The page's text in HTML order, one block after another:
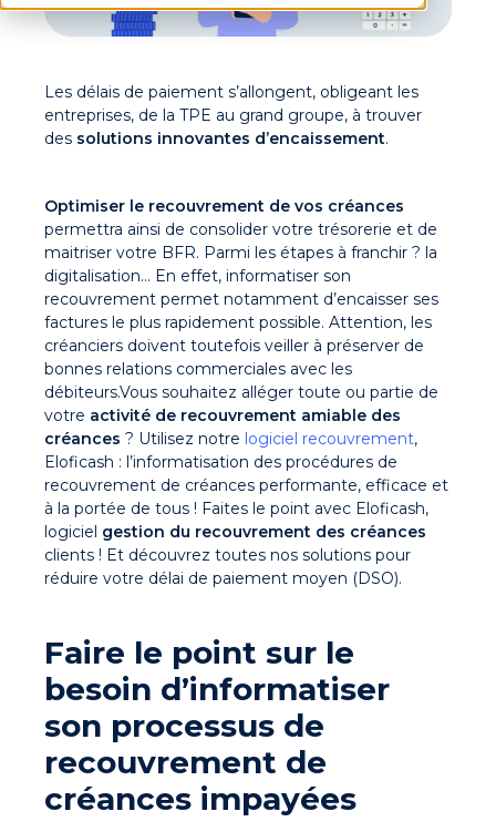
Les délais de paiement s’allongent, obligeant les
entreprises, de la TPE au grand groupe, à trouver
des solutions innovantes d’encaissement.
Optimiser le recouvrement de vos créances
permettra ainsi de consolider votre trésorerie et de
maitriser votre BFR. Parmi les étapes à franchir ? la
digitalisation… En effet, informatiser son
recouvrement permet notamment d’encaisser ses
factures le plus rapidement possible. Attention, les
créanciers doivent toutefois veiller à préserver de
bonnes relations commerciales avec les
débiteurs.Vous souhaitez alléger toute ou partie de
votre activité de recouvrement amiable des
créances ? Utilisez notre logiciel recouvrement,
Eloficash : l’informatisation des procédures de
recouvrement de créances performante, efficace et
à la portée de tous ! Faites le point avec Eloficash,
logiciel gestion du recouvrement des créances
clients ! Et découvrez toutes nos solutions pour
réduire votre délai de paiement moyen (DSO).
Faire le point sur le
besoin d’informatiser
son processus de
recouvrement de
créances impayées